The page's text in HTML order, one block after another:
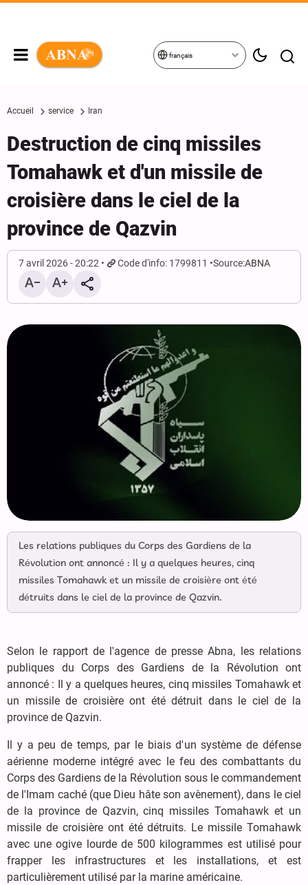
français
Accueil service Iran
Destruction de cinq missiles
Tomahawk et d'un missile de
croisière dans le ciel de la
province de Qazvin
7 avril 2026 - 20:22 Code d'info: 1799811 Source:ABNA
Les relations publiques du Corps des Gardiens de la
Révolution ont annoncé : Il y a quelques heures, cinq
missiles Tomahawk et un missile de croisière ont été
détruits dans le ciel de la province de Qazvin.
Selon le rapport de l'agence de presse Abna, les relations
publiques du Corps des Gardiens de la Révolution ont
annoncé : Il y a quelques heures, cinq missiles Tomahawk et
un missile de croisière ont été détruit dans le ciel de la
province de Qazvin.
Il y a peu de temps, par le biais d'un système de défense
aérienne moderne intégré avec le feu des combattants du
Corps des Gardiens de la Révolution sous le commandement
de l'Imam caché (que Dieu hâte son avènement), dans le ciel
de la province de Qazvin, cinq missiles Tomahawk et un
missile de croisière ont été détruits. Le missile Tomahawk
avec une ogive lourde de 500 kilogrammes est utilisé pour
frapper les infrastructures et les installations, et est
particulièrement utilisé par la marine américaine.